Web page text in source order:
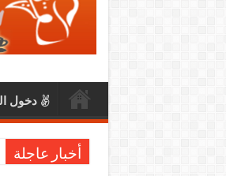
دخول
أخبار عاجلة